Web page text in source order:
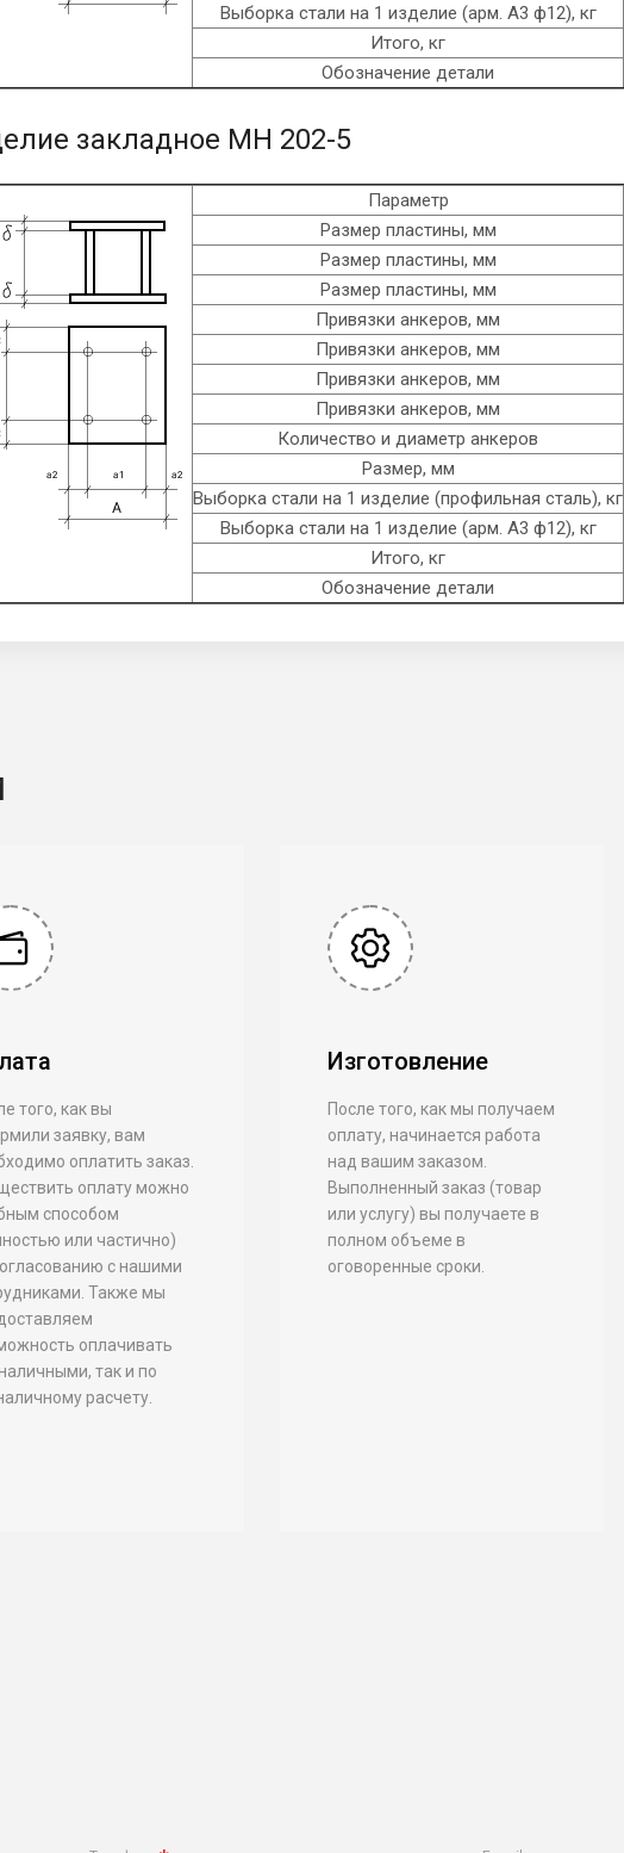
Выборка стали на 1 изделие (арм. A3 ф12), кг
Итого, кг
Обозначение детали
закладное МН 202-5
Параметр
Размер пластины, мм
Размер пластины, мм
Размер пластины, мм
Привязки анкеров, мм
Привязки анкеров, мм
Привязки анкеров, мм
Привязки анкеров, мм
Количество и диаметр анкеров
Размер, мм
Выборка стали на 1 изделие (профильная сталь), кг
Выборка стали на 1 изделие (арм. A3 ф12), кг
Итого, кг
Обозначение детали
того, как вы
заявку, вам
оплатить заказ.
оплату можно
способом
или частично)
с нашими
Также мы
оплачивать
так и по
расчету.
Изготовление
После того, как мы получаем
оплату, начинается работа
над вашим заказом.
Выполненный заказ (товар
или услугу) вы получаете в
полном объеме в
оговоренные сроки.